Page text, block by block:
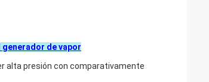
generador de vapor
alta presión con comparativamente